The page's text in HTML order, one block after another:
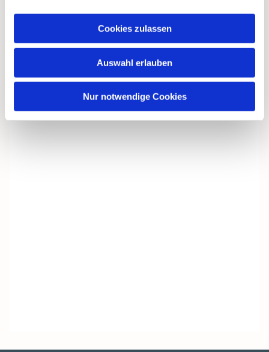
Cookies zulassen
Auswahl erlauben
Nur notwendige Cookies
interessieren